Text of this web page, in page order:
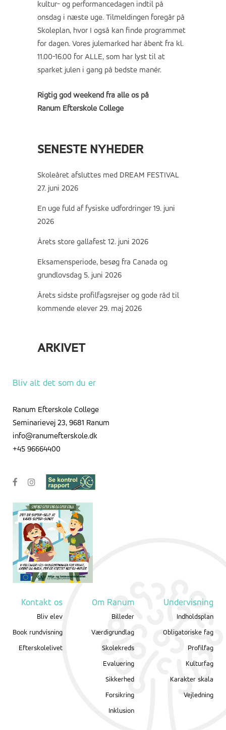
kultur- og performancedagen indtil på
onsdag i næste uge. Tilmeldingen foregår på
Skoleplan, hvor I også kan finde programmet
for dagen. Vores julemarked har åbent fra kl.
11.00-16.00 for ALLE, som har lyst til at
sparket julen i gang på bedste manér.
Rigtig god weekend fra alle os på
Ranum Efterskole College
SENESTE NYHEDER
Skoleåret afsluttes med DREAM FESTIVAL
27. juni 2026
En uge fuld af fysiske udfordringer 19. juni
2026
Årets store gallafest 12. juni 2026
Eksamensperiode, besøg fra Canada og
grundlovsdag 5. juni 2026
Årets sidste profilfagsrejser og gode råd til
kommende elever 29. maj 2026
ARKIVET
Bliv alt det som du er
Ranum Efterskole College
Seminarievej 23, 9681 Ranum
info@ranumefterskole.dk
+45 96664400
Kontakt os
Bliv elev
Book rundvisning
Efterskolelivet
Om Ranum
Billeder
Værdigrundlag
Skolekreds
Evaluering
Sikkerhed
Forsikring
Inklusion
Undervisning
Indholdsplan
Obligatoriske fag
Profilfag
Kulturfag
Karakter skala
Vejledning